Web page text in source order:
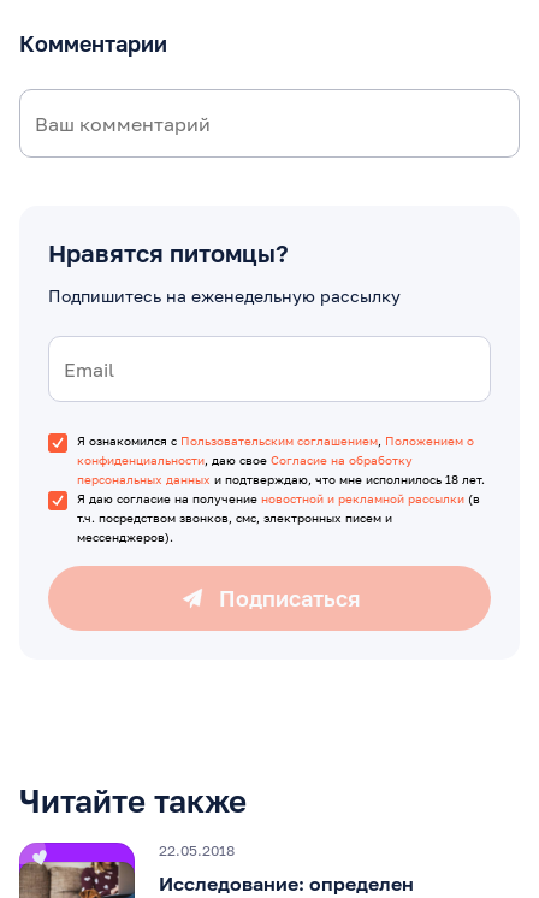
Комментарии
Нравятся питомцы?
Подпишитесь на еженедельную рассылку
Я ознакомился с Пользовательским соглашением, Положением о
конфиденциальности, даю свое Согласие на обработку
персональных данных и подтверждаю, что мне исполнилось 18 лет.
Я даю согласие на получение новостной и рекламной рассылки (в
т.ч. посредством звонков, смс, электронных писем и
мессенджеров).
Подписаться
Читайте также
22.05.2018
Исследование: определен